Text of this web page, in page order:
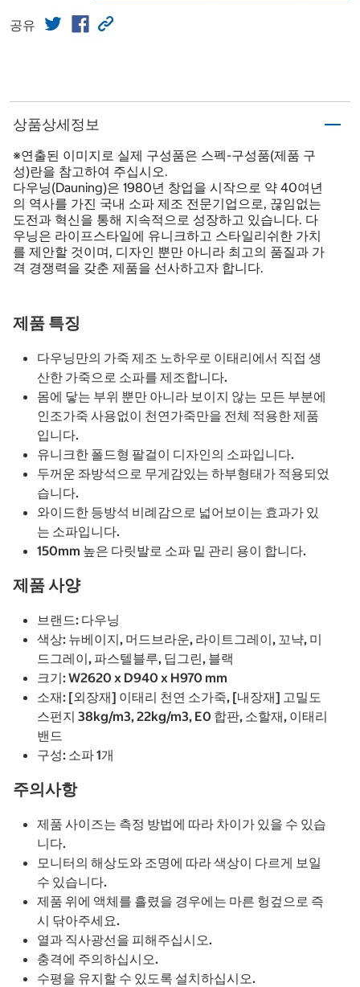
공유
상품상세정보
※연출된 이미지로 실제 구성품은 스펙-구성품(제품 구
성)란을 참고하여 주십시오.
다우닝(Dauning)은 1980년 창업을 시작으로 약 40여년
의 역사를 가진 국내 소파 제조 전문기업으로, 끊임없는
도전과 혁신을 통해 지속적으로 성장하고 있습니다. 다
우닝은 라이프스타일에 유니크하고 스타일리쉬한 가치
를 제안할 것이며, 디자인 뿐만 아니라 최고의 품질과 가
격 경쟁력을 갖춘 제품을 선사하고자 합니다.
제품 특징
다우닝만의 가죽 제조 노하우로 이태리에서 직접 생
산한 가죽으로 소파를 제조합니다.
몸에 닿는 부위 뿐만 아니라 보이지 않는 모든 부분에
인조가죽 사용없이 천연가죽만을 전체 적용한 제품
입니다.
유니크한 폴드형 팔걸이 디자인의 소파입니다.
두꺼운 좌방석으로 무게감있는 하부형태가 적용되었
습니다.
와이드한 등방석 비례감으로 넓어보이는 효과가 있
는 소파입니다.
150mm 높은 다릿발로 소파 밑 관리 용이 합니다.
제품 사양
브랜드: 다우닝
색상: 뉴베이지, 머드브라운, 라이트그레이, 꼬냑, 미
드그레이, 파스텔블루, 딥그린, 블랙
크기: W2620 x D940 x H970 mm
소재: [외장재] 이태리 천연 소가죽, [내장재] 고밀도
스펀지 38kg/m3, 22kg/m3, E0 합판, 소할재, 이태리
밴드
구성: 소파 1개
주의사항
제품 사이즈는 측정 방법에 따라 차이가 있을 수 있습
니다.
모니터의 해상도와 조명에 따라 색상이 다르게 보일
수 있습니다.
제품 위에 액체를 흘렸을 경우에는 마른 헝겊으로 즉
시 닦아주세요.
열과 직사광선을 피해주십시오.
충격에 주의하십시오.
수평을 유지할 수 있도록 설치하십시오.